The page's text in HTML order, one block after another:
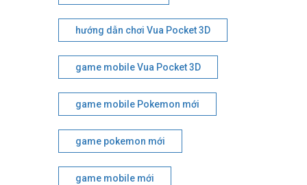
hướng dẫn chơi Vua Pocket 3D
game mobile Vua Pocket 3D
game mobile Pokemon mới
game pokemon mới
game mobile mới